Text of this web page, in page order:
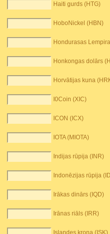
Haiti gurds (HTG)
HoboNickel (HBN)
Hondurasas
Honkongas dolārs
Horvātijas kuna
I0Coin (XIC)
ICON (ICX)
IOTA (MIOTA)
Indijas rūpija (INR)
Indonēzijas rūpija
Irākas dinārs (IQD)
Irānas riāls (IRR)